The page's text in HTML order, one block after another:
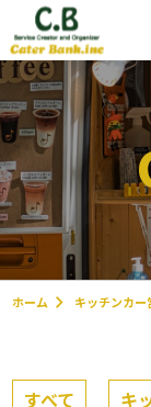
ホーム キッチンカー
すべて キ